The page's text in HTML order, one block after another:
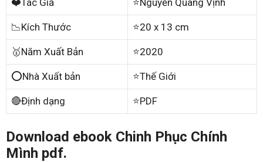
📉Kích Thước ⭐20 x 13 cm
🥇Năm Xuất Bản ⭐2020
⭕Nhà Xuất bản ⭐Thế Giới
🔴Định dạng ⭐PDF
Download ebook Chinh Phục Chính
Mình pdf.